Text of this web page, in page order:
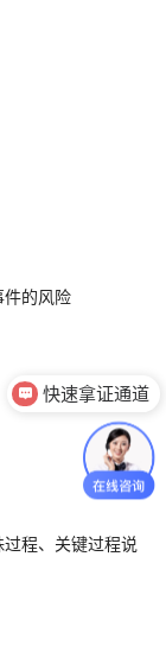
件的风险
程、关键过程说
快速拿证通道